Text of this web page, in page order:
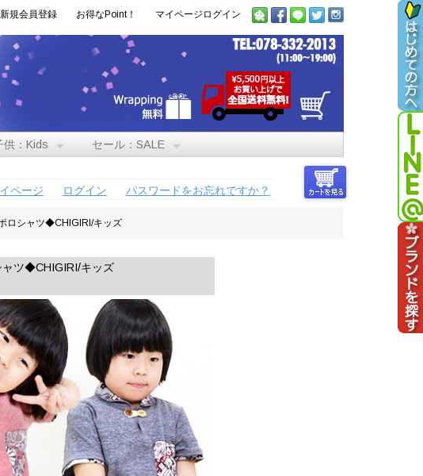
新規会員登録 お得なPoint！ マイページログイン
供：Kids セール：SALE
ページ ログイン パスワードをお忘れですか？
ロシャツ◆CHIGIRI/キッズ
ャツ◆CHIGIRI/キッズ